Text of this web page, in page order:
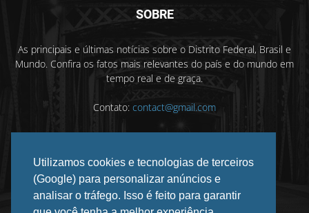
Utilizamos cookies e tecnologias de terceiros
(Google) para personalizar anúncios e
analisar o tráfego. Isso é feito para garantir
SOBRE
As principais e últimas notícias sobre o Distrito Federal, Brasil e
Mundo. Confira os fatos mais relevantes do país e do mundo em
tempo real e de graça.
Contato: contact@gmail.com
SIGA-NOS